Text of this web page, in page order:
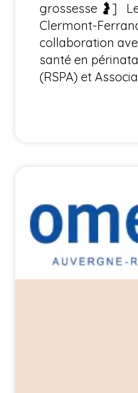
grossesse 🤰]
Clermont-
collaboration
santé en
(RSPA) et